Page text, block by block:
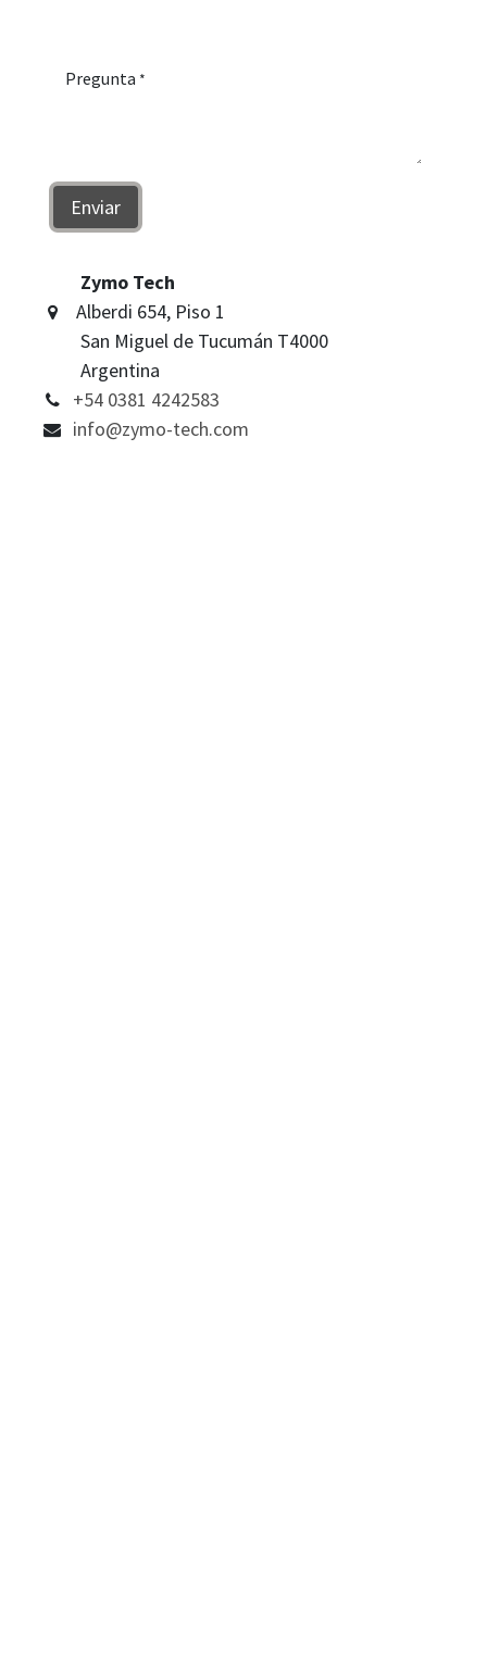
Pregunta *
Enviar
Zymo Tech
Alberdi 654, Piso 1
San Miguel de Tucumán T4000
Argentina
+54 0381 4242583
info@zymo-tech.com